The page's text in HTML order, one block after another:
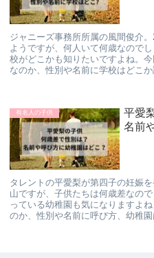
ジャニーズ事務所所属の風間俊介
ようですが、何人いて何歳なので
校がどこかも知りたいですよね。
なのか、性別や名前に学校はどこか
有名人の子供
平愛
名前
タレントの平愛梨が第四子の妊娠
山ですが、子供たちは何歳差なの
っている幼稚園も気になりますよ
のか、性別や名前に呼び方、幼稚